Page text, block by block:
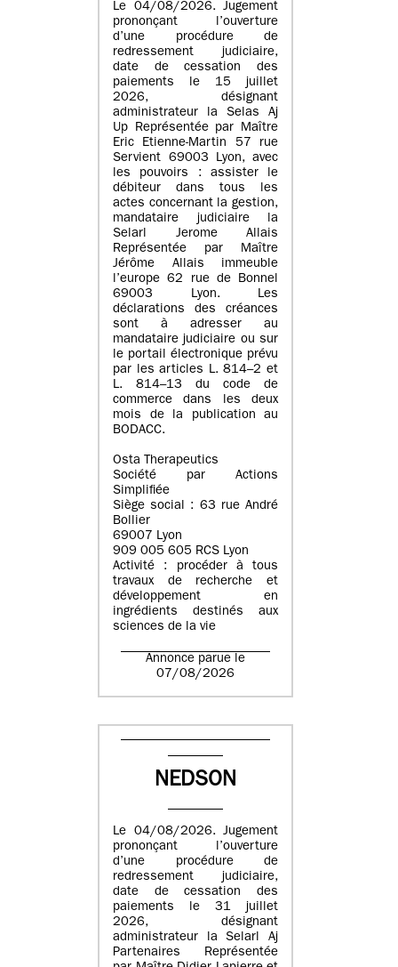
Le 04/08/2026. Jugement
prononçant l’ouverture
d’une procédure de
redressement judiciaire,
date de cessation des
paiements le 15 juillet
2026, désignant
administrateur la Selas Aj
Up Représentée par Maître
Eric Etienne-Martin 57 rue
Servient 69003 Lyon, avec
les pouvoirs : assister le
débiteur dans tous les
actes concernant la gestion,
mandataire judiciaire la
Selarl Jerome Allais
Représentée par Maître
Jérôme Allais immeuble
l’europe 62 rue de Bonnel
69003 Lyon. Les
déclarations des créances
sont à adresser au
mandataire judiciaire ou sur
le portail électronique prévu
par les articles L. 814–2 et
L. 814–13 du code de
commerce dans les deux
mois de la publication au
BODACC.
Osta Therapeutics
Société par Actions
Simplifiée
Siège social : 63 rue André
Bollier
69007 Lyon
909 005 605 RCS Lyon
Activité : procéder à tous
travaux de recherche et
développement en
ingrédients destinés aux
sciences de la vie
Annonce parue le
07/08/2026
NEDSON
Le 04/08/2026. Jugement
prononçant l’ouverture
d’une procédure de
redressement judiciaire,
date de cessation des
paiements le 31 juillet
2026, désignant
administrateur la Selarl Aj
Partenaires Représentée